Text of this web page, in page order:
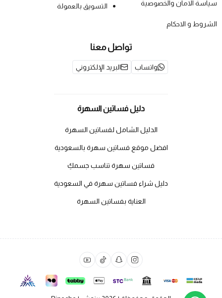
سياسة الامان والخصوصية
الشروط و الاحكام
التسويق بالعمولة
تواصل معنا
واتساب البريد الإلكتروني
دليل فساتين السهرة
الدليل الشامل لفساتين السهرة
افضل موقع فساتين سهرة بالسعودية
فساتين سهرة تناسب جسمكِ
دليل شراء فساتين سهرة في السعودية
العناية بفساتين السهرة